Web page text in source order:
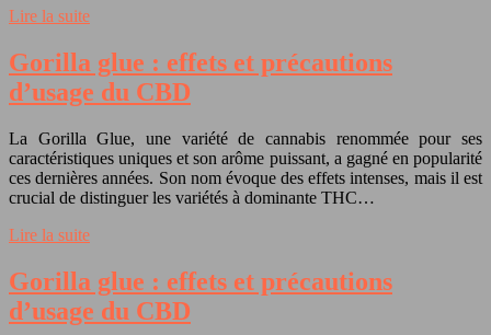
Lire la suite
Gorilla glue : effets et précautions
d’usage du CBD
La Gorilla Glue, une variété de cannabis renommée pour ses
caractéristiques uniques et son arôme puissant, a gagné en popularité
ces dernières années. Son nom évoque des effets intenses, mais il est
crucial de distinguer les variétés à dominante THC…
Lire la suite
Gorilla glue : effets et précautions
d’usage du CBD